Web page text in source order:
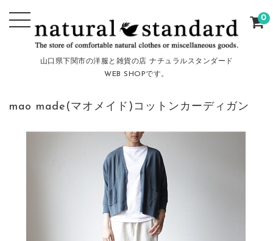
山口県下関市の洋服と雑貨の店 ナチュラルスタンダード
WEB SHOPです。
0
mao made(マオメイド)コットンカーディガン